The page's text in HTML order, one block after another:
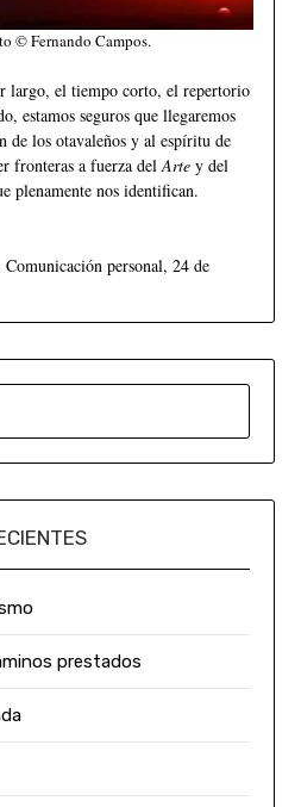
© Fernando Campos.
largo, el tiempo corto, el repertorio
estamos seguros que llegaremos
de los otavaleños y al espíritu de
fronteras a fuerza del Artey del
plenamente nos identifican.
personal, 24 de
prestados